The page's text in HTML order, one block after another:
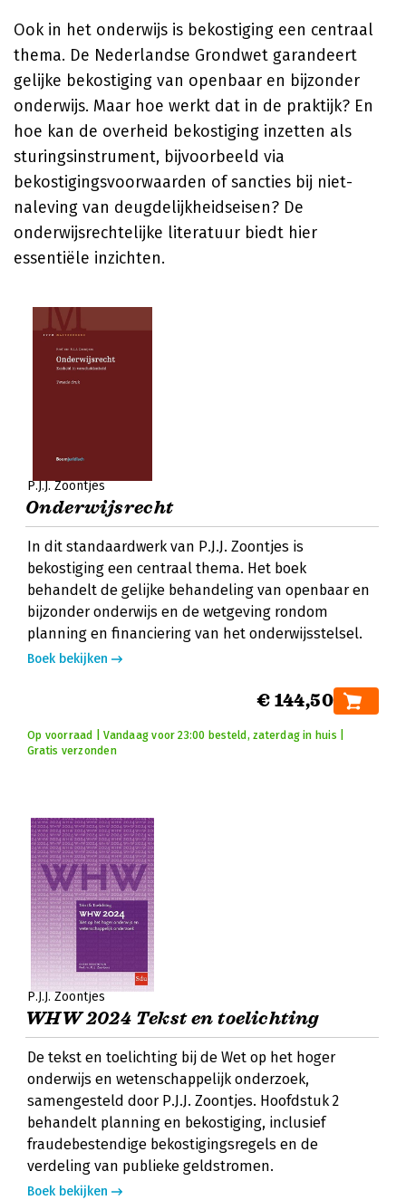
Ook in het onderwijs is bekostiging een centraal
thema. De Nederlandse Grondwet garandeert
gelijke bekostiging van openbaar en bijzonder
onderwijs. Maar hoe werkt dat in de praktijk? En
hoe kan de overheid bekostiging inzetten als
sturingsinstrument, bijvoorbeeld via
bekostigingsvoorwaarden of sancties bij niet-
naleving van deugdelijkheidseisen? De
onderwijsrechtelijke literatuur biedt hier
essentiële inzichten.
P.J.J. Zoontjes
Onderwijsrecht
In dit standaardwerk van P.J.J. Zoontjes is
bekostiging een centraal thema. Het boek
behandelt de gelijke behandeling van openbaar en
bijzonder onderwijs en de wetgeving rondom
planning en financiering van het onderwijsstelsel.
Boek bekijken
€ 144,50
Op voorraad | Vandaag voor 23:00 besteld, zaterdag in huis |
Gratis verzonden
P.J.J. Zoontjes
WHW 2024 Tekst en toelichting
De tekst en toelichting bij de Wet op het hoger
onderwijs en wetenschappelijk onderzoek,
samengesteld door P.J.J. Zoontjes. Hoofdstuk 2
behandelt planning en bekostiging, inclusief
fraudebestendige bekostigingsregels en de
verdeling van publieke geldstromen.
Boek bekijken